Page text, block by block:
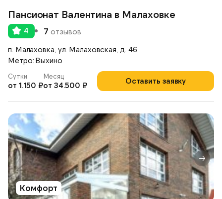
Пансионат Валентина в Малаховке
4 7 отзывов
п. Малаховка, ул. Малаховская, д. 46
Метро: Выхино
Оставить заявку
Сутки
от 1.150 ₽
Месяц
от 34.500 ₽
Комфорт